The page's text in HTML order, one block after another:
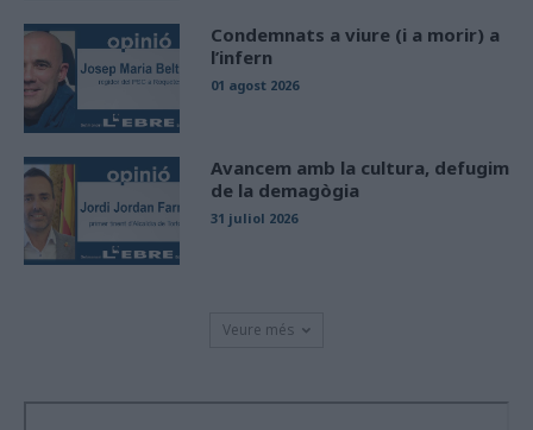
Condemnats a viure (i a morir) a
l’infern
01 agost 2026
Avancem amb la cultura, defugim
de la demagògia
31 juliol 2026
Veure més